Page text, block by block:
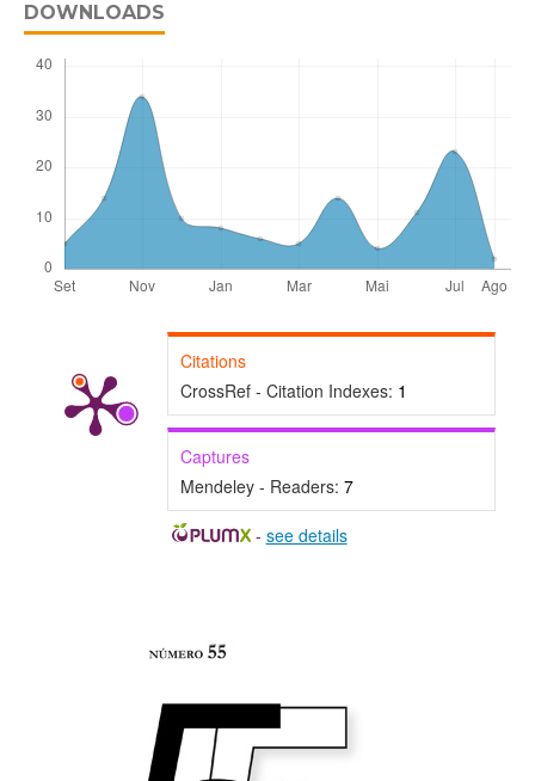
DOWNLOADS
Citations
CrossRef - Citation Indexes: 1
Captures
Mendeley - Readers: 7
- see details